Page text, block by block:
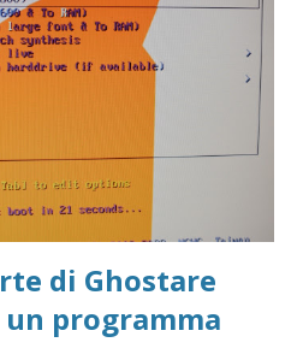
di Ghostare
programma